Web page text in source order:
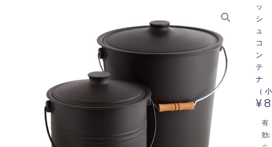
ッ
シ
ュ
コ
ン
テ
ナ
（
¥
有
効: